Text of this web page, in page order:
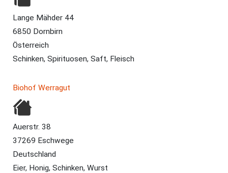
Lange Mähder 44
6850 Dornbirn
Österreich
Schinken, Spirituosen, Saft, Fleisch
Biohof Werragut
Auerstr. 38
37269 Eschwege
Deutschland
Eier, Honig, Schinken, Wurst